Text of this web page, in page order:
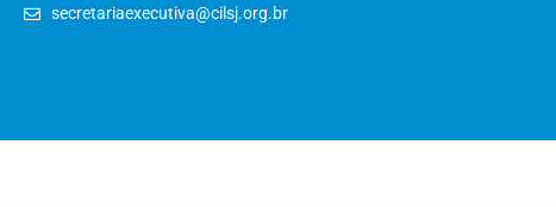
secretariaexecutiva@cilsj.org.br